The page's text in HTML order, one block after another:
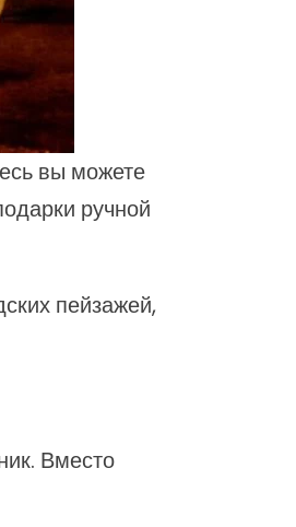
вы можете
ручной
пейзажей,
Вместо